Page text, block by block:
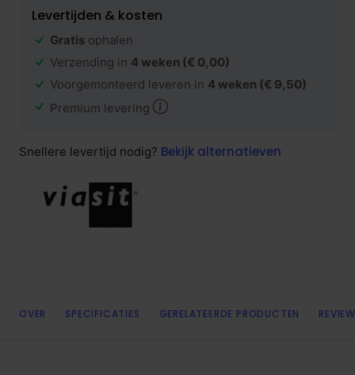
Levertijden & kosten
Gratis ophalen
Verzending in 4 weken (€ 0,00)
Voorgemonteerd leveren in 4 weken (€ 9,50)
Premium levering
Snellere levertijd nodig? Bekijk alternatieven
OVER SPECIFICATIES GERELATEERDE PRODUCTEN